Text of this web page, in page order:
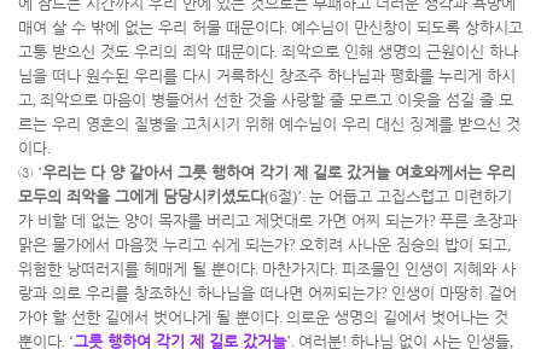
매여 살 수 밖에 없는 우리 허물 때문이다. 예수님이 만신창이 되도록 상하시고
고통 받으신 것도 우리의 죄악 때문이다. 죄악으로 인해 생명의 근원이신 하나
님을 떠나 원수된 우리를 다시 거룩하신 창조주 하나님과 평화를 누리게 하시
고, 죄악으로 마음이 병들어서 선한 것을 사랑할 줄 모르고 이웃을 섬길 줄 모
르는 우리 영혼의 질병을 고치시기 위해 예수님이 우리 대신 징계를 받으신 것
이다.
③ ‘우리는 다 양 같아서 그릇 행하여 각기 제 길로 갔거늘 여호와께서는 우리
모두의 죄악을 그에게 담당시키셨도다(6절)’. 눈 어둡고 고집스럽고 미련하기
가 비할 데 없는 양이 목자를 버리고 제멋대로 가면 어찌 되는가? 푸른 초장과
맑은 물가에서 마음껏 누리고 쉬게 되는가? 오히려 사나운 짐승의 밥이 되고,
위험한 낭떠러지를 헤매게 될 뿐이다. 마찬가지다. 피조물인 인생이 지혜와 사
랑과 의로 우리를 창조하신 하나님을 떠나면 어찌되는가? 인생이 마땅히 걸어
가야 할 선한 길에서 벗어나게 될 뿐이다. 의로운 생명의 길에서 벗어나는 것
뿐이다. ‘그릇 행하여 각기 제 길로 갔거늘’. 여러분! 하나님 없이 사는 인생들,